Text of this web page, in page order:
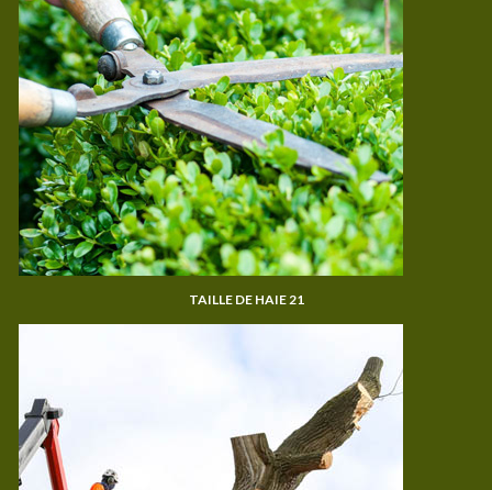
TAILLE DE HAIE 21